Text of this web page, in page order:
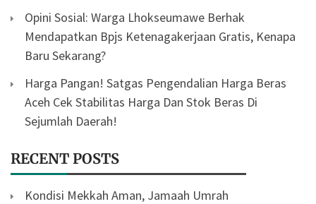
Opini Sosial: Warga Lhokseumawe Berhak
Mendapatkan Bpjs Ketenagakerjaan Gratis, Kenapa
Baru Sekarang?
Harga Pangan! Satgas Pengendalian Harga Beras
Aceh Cek Stabilitas Harga Dan Stok Beras Di
Sejumlah Daerah!
RECENT POSTS
Kondisi Mekkah Aman, Jamaah Umrah